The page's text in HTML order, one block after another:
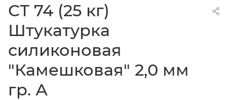
СТ 74 (25 кг)
Штукатурка
силиконовая
"Камешковая" 2,0 мм
гр. А